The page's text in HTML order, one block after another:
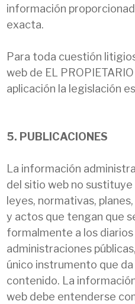
información
exacta.
Para toda cuestión
web de EL
aplicación la legislación
5. PUBLICACIONES
La información
del sitio web no sustituye
leyes, normativas,
y actos que tengan que
formalmente a los
administraciones
único instrumento que
contenido. La
web debe entenderse